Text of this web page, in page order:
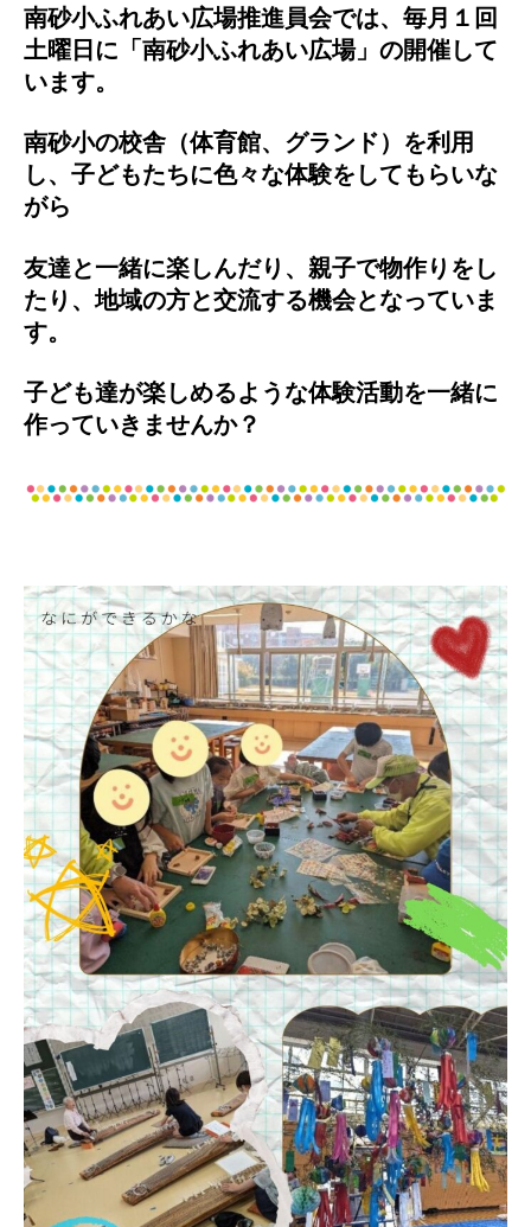
南砂小ふれあい広場推進員会では、毎月１回
土曜日に「南砂小ふれあい広場」の開催して
います。
南砂小の校舎（体育館、グランド）を利用
し、 子どもたちに色々な体験をしてもらいな
がら
友達と一緒に楽しんだり、親子で物作りをし
たり、地域の方と交流する機会となっていま
す。
子ども達が楽しめるような体験活動を一緒に
作っていきませんか？